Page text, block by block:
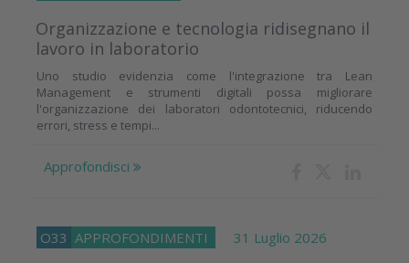
Organizzazione e tecnologia ridisegnano il
lavoro in laboratorio
Uno studio evidenzia come l'integrazione tra Lean
Management e strumenti digitali possa migliorare
l'organizzazione dei laboratori odontotecnici, riducendo
errori, stress e tempi...
Approfondisci
O33 APPROFONDIMENTI 31 Luglio 2026